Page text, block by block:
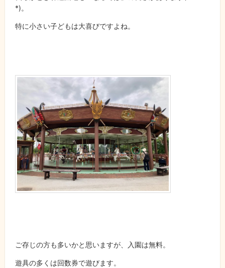
*)。
特に小さい子どもは大喜びですよね。
ご存じの方も多いかと思いますが、入園は無料。
遊具の多くは回数券で遊びます。